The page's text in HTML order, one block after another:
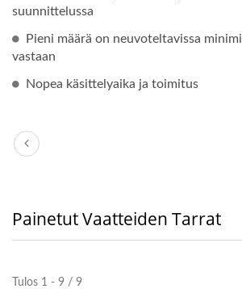
suunnittelussa
Pieni määrä on neuvoteltavissa
vastaan
Nopea käsittelyaika ja toimitus
Painetut Vaatteiden Tarrat
Tulos 1 - 9 / 9